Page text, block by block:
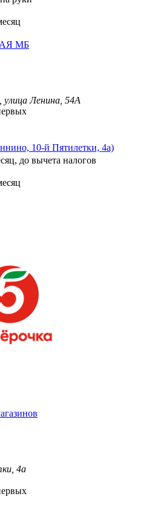
МБ
улица Ленина, 54А
10-й Пятилетки, 4а)
до вычета налогов
4а